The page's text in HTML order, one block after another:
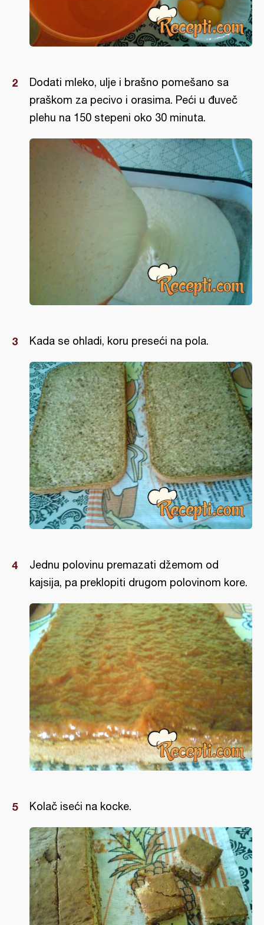
Dodati mleko, ulje i brašno pomešano sa
praškom za pecivo i orasima. Peći u đuveč
plehu na 150 stepeni oko 30 minuta.
Kada se ohladi, koru preseći na pola.
Jednu polovinu premazati džemom od
kajsija, pa preklopiti drugom polovinom kore.
Kolač iseći na kocke.